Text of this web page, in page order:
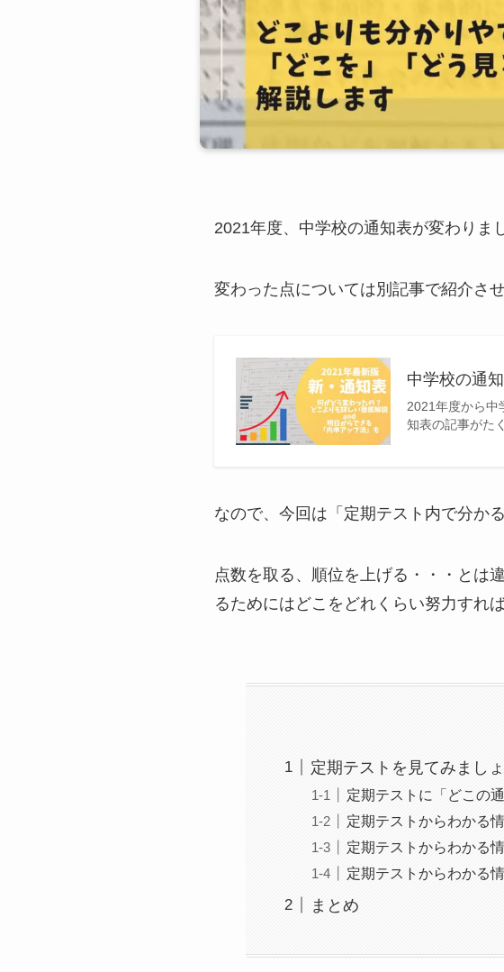
2021年度、中学校の通知表が変わりま
変わった点については別記事で紹介さ
中学校の通
2021年度から中
知表の記事がた
なので、今回は「定期テスト内で分か
点数を取る、順位を上げる・・・とは
るためにはどこをどれくらい努力すれ
定期テストを見てみまし
定期テストに「どこの
定期テストからわかる
定期テストからわかる
定期テストからわかる
まとめ